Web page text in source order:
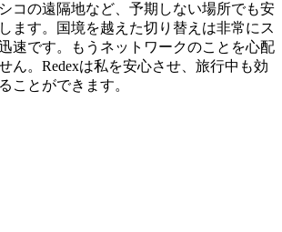
コの遠隔地など、予期しない場所でも安
ます。国境を越えた切り替えは非常にス
速です。もうネットワークのことを心配
ん。Redexは私を安心させ、旅行中も効
ことができます。